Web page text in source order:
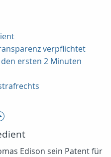
verpflichtet
ersten 2 Minuten
Edison sein Patent für